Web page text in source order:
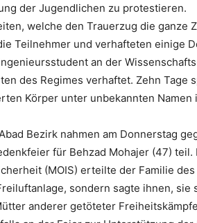
der Jugendlichen zu protestieren.
welche den Trauerzug die ganze
Teilnehmer und verhafteten einige
an der
des Regimes verhaftet. Zehn Tage
Körper unter unbekannten Namen
Bezirk nahmen am Donnerstag
für Behzad Mohajer (47)
(MOIS) erteilte der Familie
sondern sagte ihnen, sie
anderer getöteter